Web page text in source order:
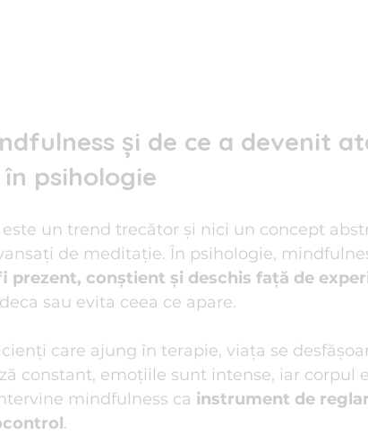
și de ce a devenit
psihologie
un trend trecător și nici un concept
de meditație. În psihologie,
prezent, conștient și deschis față de
sau evita ceea ce apare.
care ajung în terapie, viața se
constant, emoțiile sunt intense, iar corpul
mindfulness ca instrument de
.